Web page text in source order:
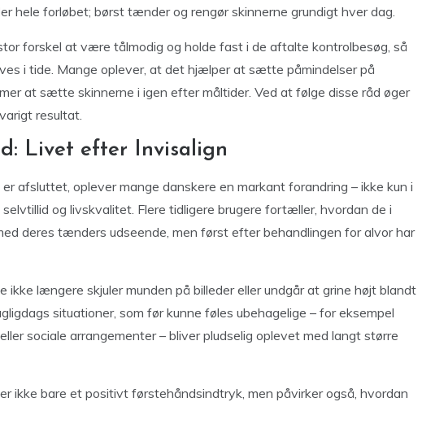
hele forløbet; børst tænder og rengør skinnerne grundigt hver dag.
forskel at være tålmodig og holde fast i de aftalte kontrolbesøg, så
i tide. Mange oplever, at det hjælper at sætte påmindelser på
at sætte skinnerne i igen efter måltider. Ved at følge disse råd øger
resultat.
Livet efter Invisalign
afsluttet, oplever mange danskere en markant forandring – ikke kun i
selvtillid og livskvalitet. Flere tidligere brugere fortæller, hvordan de i
deres tænders udseende, men først efter behandlingen for alvor har
ikke længere skjuler munden på billeder eller undgår at grine højt blandt
situationer, som før kunne føles ubehagelige – for eksempel
sociale arrangementer – bliver pludselig oplevet med langt større
ikke bare et positivt førstehåndsindtryk, men påvirker også, hvordan